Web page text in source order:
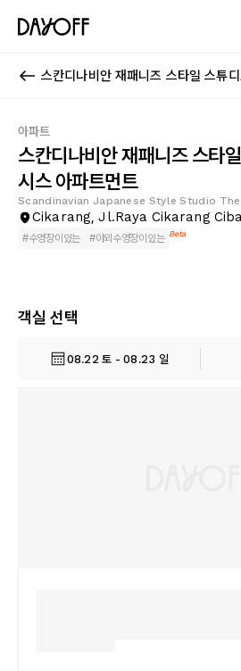
스칸디나비안 재패니즈 스타일 스튜
아파트
스칸디나비안 재패니즈 스타
시스 아파트먼트
Scandinavian Japanese Style Studio
Cikarang, Jl.Raya Cikarang
#수영장이있는 #야외수영장이있는 Beta
객실 선택
08.22 토 - 08.23 일